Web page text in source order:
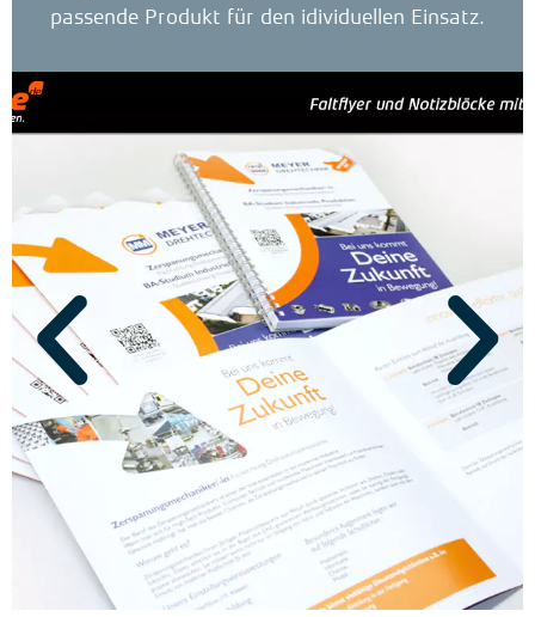
passende Produkt für den idividuellen Einsatz.